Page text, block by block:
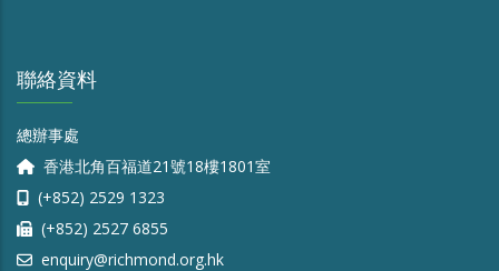
聯絡資料
總辦事處
香港北角百福道21號18樓1801室
(+852) 2529 1323
(+852) 2527 6855
enquiry@richmond.org.hk